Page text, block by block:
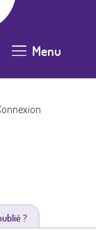
Menu
?